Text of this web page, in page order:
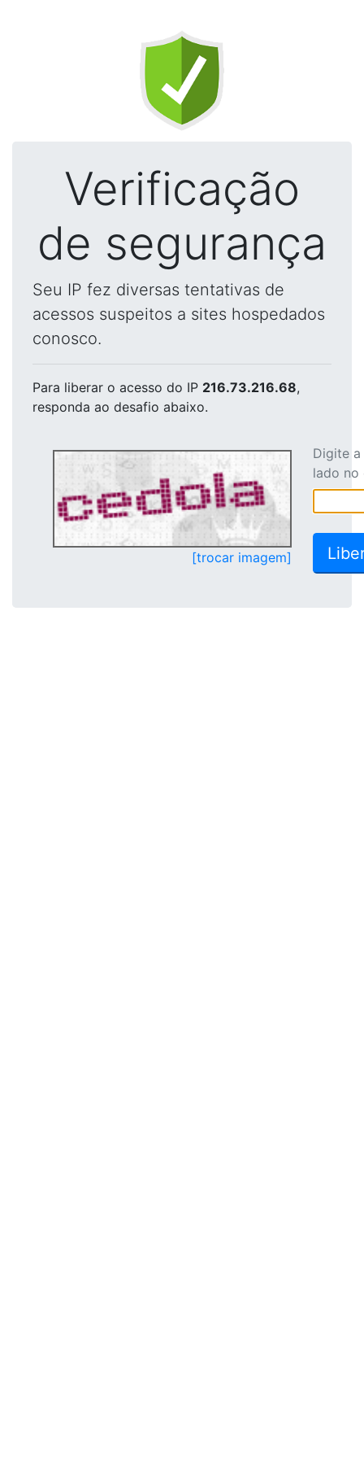
Verificação
de segurança
Seu IP fez diversas tentativas de
acessos suspeitos a sites hospedados
conosco.
Para liberar o acesso do IP 216.73.216.68,
responda ao desafio abaixo.
[trocar imagem]
Digite
lado no